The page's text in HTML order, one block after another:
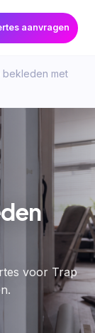
aanvragen
bekleden met
voor Trap